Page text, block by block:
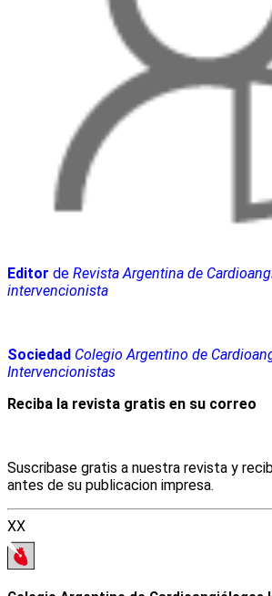
Editor de Revista Argentina de
intervencionista
Sociedad Colegio Argentino de
Intervencionistas
Reciba la revista gratis en su correo
Suscribase gratis a nuestra revista y
antes de su publicacion impresa.
XX